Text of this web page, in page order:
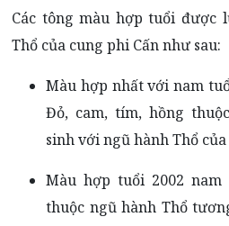
Các tông màu hợp tuổi được
Thổ của cung phi Cấn như sau:
Màu hợp nhất với nam
Đỏ, cam, tím, hồng
sinh với ngũ hành Thổ của
Màu hợp tuổi 2002 nam
thuộc ngũ hành Thổ